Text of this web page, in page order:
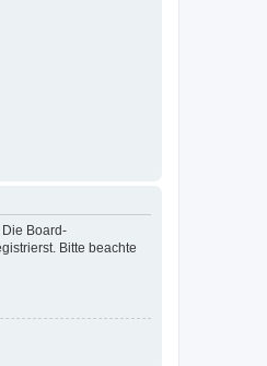
Board-
Bitte beachte